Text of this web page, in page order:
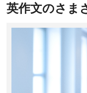
英作文のさま